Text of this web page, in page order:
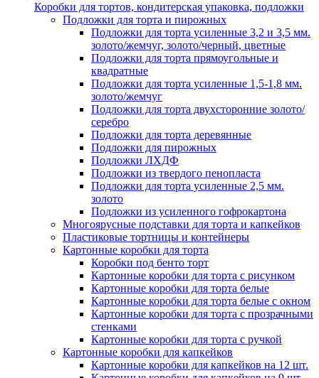
Коробки для тортов, кондитерская упаковка, подложки
Подложки для торта и пирожных
Подложки для торта усиленные 3,2 и 3,5 мм.
золото/жемчуг, золото/черный, цветные
Подложки для торта прямоугольные и
квадратные
Подложки для торта усиленные 1,5-1,8 мм.
золото/жемчуг
Подложки для торта двухсторонние золото/
серебро
Подложки для торта деревянные
Подложки для пирожных
Подложки ЛХДФ
Подложки из твердого пенопласта
Подложки для торта усиленные 2,5 мм.
золото
Подложки из усиленного гофрокартона
Многоярусные подставки для торта и капкейков
Пластиковые тортницы и контейнеры
Картонные коробки для торта
Коробки под бенто торт
Картонные коробки для торта с рисунком
Картонные коробки для торта белые
Картонные коробки для торта белые с окном
Картонные коробки для торта с прозрачными
стенками
Картонные коробки для торта с ручкой
Картонные коробки для капкейков
Картонные коробки для капкейков на 12 шт.